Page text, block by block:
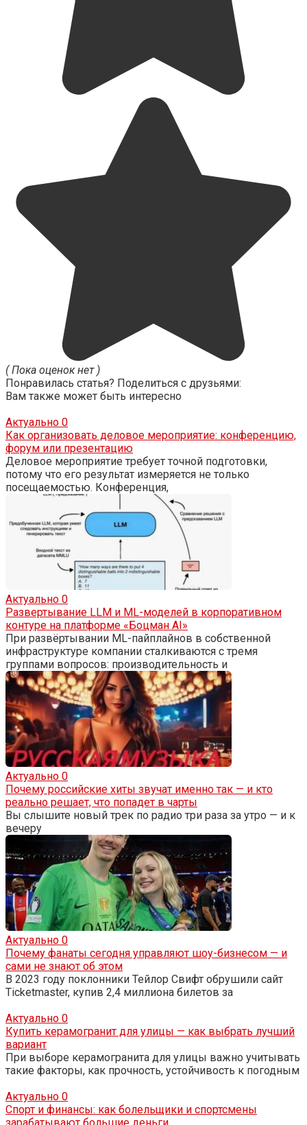
( Пока оценок нет )
Понравилась статья? Поделиться с друзьями:
Вам также может быть интересно
Актуально 0
Как организовать деловое мероприятие: конференцию,
форум или презентацию
Деловое мероприятие требует точной подготовки,
потому что его результат измеряется не только
посещаемостью. Конференция,
Актуально 0
Развертывание LLM и ML-моделей в корпоративном
контуре на платформе «Боцман AI»
При развёртывании ML-пайплайнов в собственной
инфраструктуре компании сталкиваются с тремя
группами вопросов: производительность и
Актуально 0
Почему российские хиты звучат именно так — и кто
реально решает, что попадет в чарты
Вы слышите новый трек по радио три раза за утро — и к
вечеру
Актуально 0
Почему фанаты сегодня управляют шоу-бизнесом — и
сами не знают об этом
В 2023 году поклонники Тейлор Свифт обрушили сайт
Ticketmaster, купив 2,4 миллиона билетов за
Актуально 0
Купить керамогранит для улицы — как выбрать лучший
вариант
При выборе керамогранита для улицы важно учитывать
такие факторы, как прочность, устойчивость к погодным
Актуально 0
Спорт и финансы: как болельщики и спортсмены
зарабатывают большие деньги